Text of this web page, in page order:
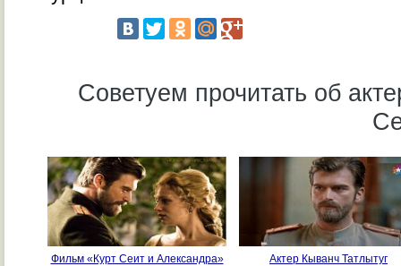
Советуем прочитать об
Фильм «Курт Сеит и Александра» Актер Кыванч Татлытуг